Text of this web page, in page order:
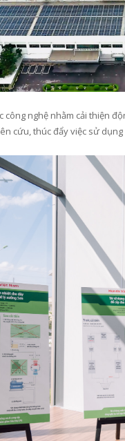
công nghệ nhằm cải thiện
cứu, thúc đẩy việc sử